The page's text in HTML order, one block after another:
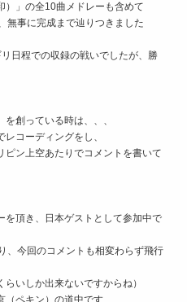
）」の全10曲メドレーも含めて
無事に完成まで辿りつきました
日程での収録の戦いでしたが、勝
創っている時は、、、
コーディングをし、
ピン上空あたりでコメントを書いて
を頂き、日本ゲストとして参加中で
、今回のコメントも相変わらず飛行
らいしか出来ないですからね）
（ペキン）の道中です